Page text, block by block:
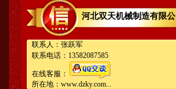
河北双天机械制造有限公
联系人：张跃军
联系电话：13582087585
在线客服：
所在地：www.dzky.com...